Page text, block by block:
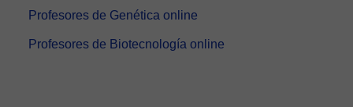
Profesores de Genética online
Profesores de Biotecnología online